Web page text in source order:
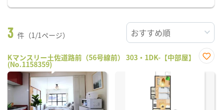
3 件（1/1ページ）
Kマンスリー土佐道路前（56号線前） 303・1DK-【中部屋】
(No.1158359)
に入